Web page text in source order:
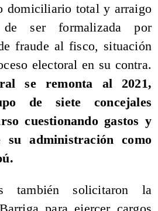
domiciliario total y arraigo
ser formalizada por
fraude al fisco, situación
electoral en su contra.
se remonta al 2021,
de siete concejales
cuestionando gastos y
su administración como
también solicitaron la